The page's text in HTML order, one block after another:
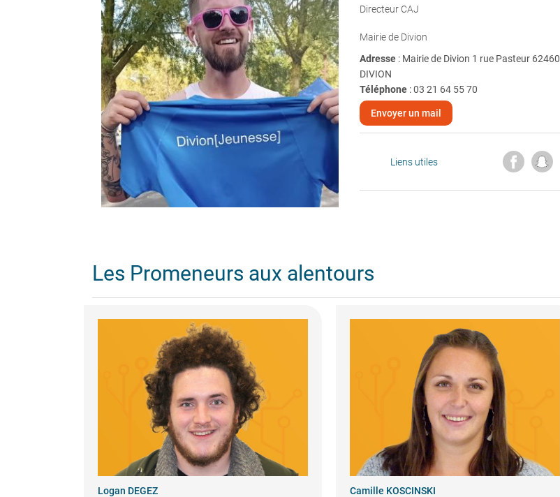
Directeur CAJ
Mairie de Divion
Adresse : Mairie de Divion 1 rue Pasteur 62460
DIVION
Téléphone:03 21 64 55 70
Envoyer un mail
Liens utiles
Les Promeneurs aux alentours
Logan DEGEZ
Camille KOSCINSKI